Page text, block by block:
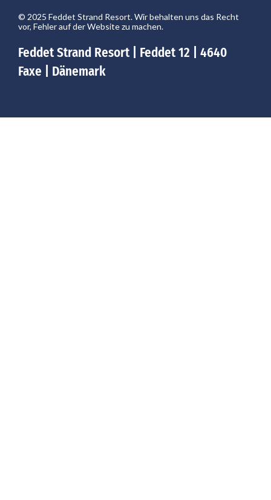
© 2025 Feddet Strand Resort. Wir behalten uns das Recht
vor, Fehler auf der Website zu machen.
Feddet Strand Resort | Feddet 12 | 4640
Faxe | Dänemark